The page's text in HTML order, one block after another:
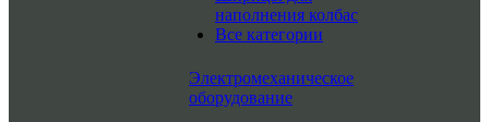
наполнения колбас
Все категории
Электромеханическое
оборудование